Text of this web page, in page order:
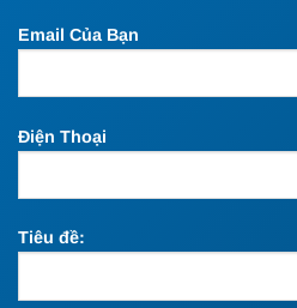
Email Của Bạn
Điện Thoại
Tiêu đề: